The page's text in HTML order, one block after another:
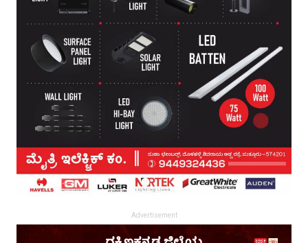
Advertisement